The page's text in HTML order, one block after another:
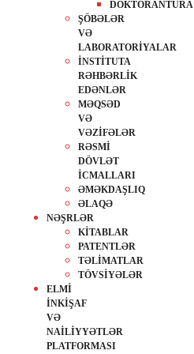
DOKTORANTURA
ŞÖBƏLƏR
VƏ
LABORATORİYALAR
İNSTİTUTA
RƏHBƏRLİK
EDƏNLƏR
MƏQSƏD
VƏ
VƏZİFƏLƏR
RƏSMİ
DÖVLƏT
İCMALLARI
ƏMƏKDAŞLIQ
ƏLAQƏ
NƏŞRLƏR
KİTABLAR
PATENTLƏR
TƏLİMATLAR
TÖVSİYƏLƏR
ELMİ
İNKİŞAF
VƏ
NAİLİYYƏTLƏR
PLATFORMASI